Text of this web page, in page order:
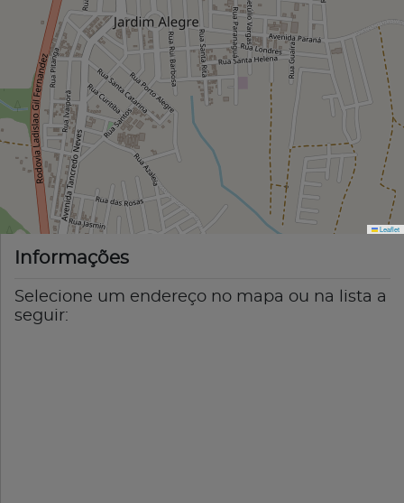
Leaflet
Informações
Selecione um endereço no mapa ou na lista a
seguir: